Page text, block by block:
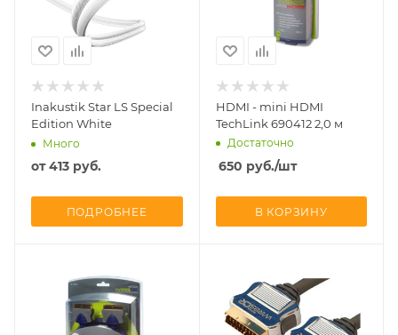
Inakustik Star LS Special
Edition White
Много
от413 руб.
ПОДРОБНЕЕ
HDMI - mini HDMI
TechLink 690412 2,0 м
Достаточно
650 руб./шт
В КОРЗИНУ